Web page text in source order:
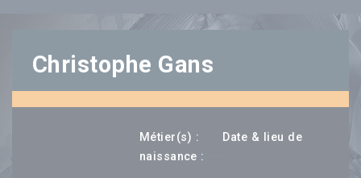
Christophe Gans
Métier(s) :
Date & lieu de
naissance :